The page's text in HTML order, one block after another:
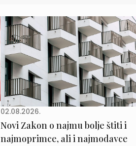
02.08.2026.
Novi Zakon o najmu bolje štiti i
najmoprimce, ali i najmodavce